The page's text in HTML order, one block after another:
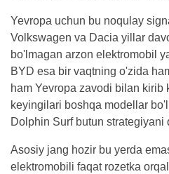
Yevropa uchun bu noqulay
Volkswagen va Dacia yillar
bo'lmagan arzon elektromobil
BYD esa bir vaqtning o'zida
ham Yevropa zavodi bilan kirib
keyingilari boshqa modellar
Dolphin Surf butun strategiyani
Asosiy jang hozir bu yerda
elektromobili faqat rozetka